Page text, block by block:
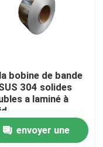
bobine de bande
304 solides
a laminé à
envoyer une